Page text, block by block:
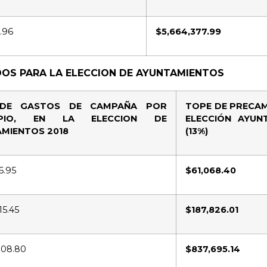
$5,664,377.99
PARA LA ELECCION DE AYUNTAMIENTOS
GASTOS DE CAMPAÑA POR
EN LA ELECCION DE
2018
TOPE DE
ELECCIÓN
(13%)
$61,068.40
$187,826.01
$837,695.14